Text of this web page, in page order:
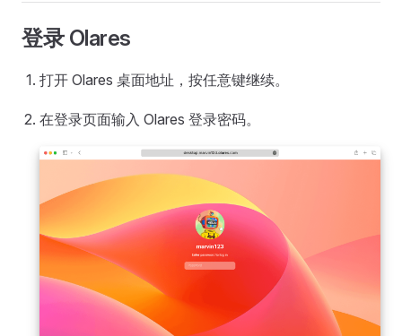
登录 Olares
打开 Olares 桌面地址，按任意键继续。
在登录页面输入 Olares 登录密码。